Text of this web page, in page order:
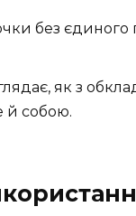
без
як з
й собою.